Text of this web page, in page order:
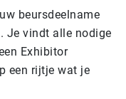
beursdeelname
Je vindt alle nodige
Exhibitor
een rijtje wat je